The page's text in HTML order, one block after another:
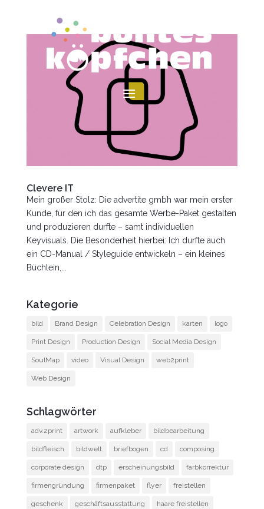
Clevere IT
Mein großer Stolz: Die advertite gmbh war mein erster
Kunde, für den ich das gesamte Werbe-Paket gestalten
und produzieren durfte – samt individuellen
Keyvisuals. Die Besonderheit hierbei: Ich durfte auch
ein CD-Manual / Styleguide entwickeln – ein kleines
Büchlein,...
Kategorie
bild Brand Design Celebration Design karten logo
Print Design Production Design Social Media Design
SoulMap video Visual Design web2print
Web Design
Schlagwörter
adv.2print artwork aufkleber bildbearbeitung
bildfleisch bildwelt briefbogen cd composing
corporate design dtp erscheinungsbild farbkorrektur
firmengründung firmenpaket flyer freistellen
geschenk geschäftsausstattung haare freistellen